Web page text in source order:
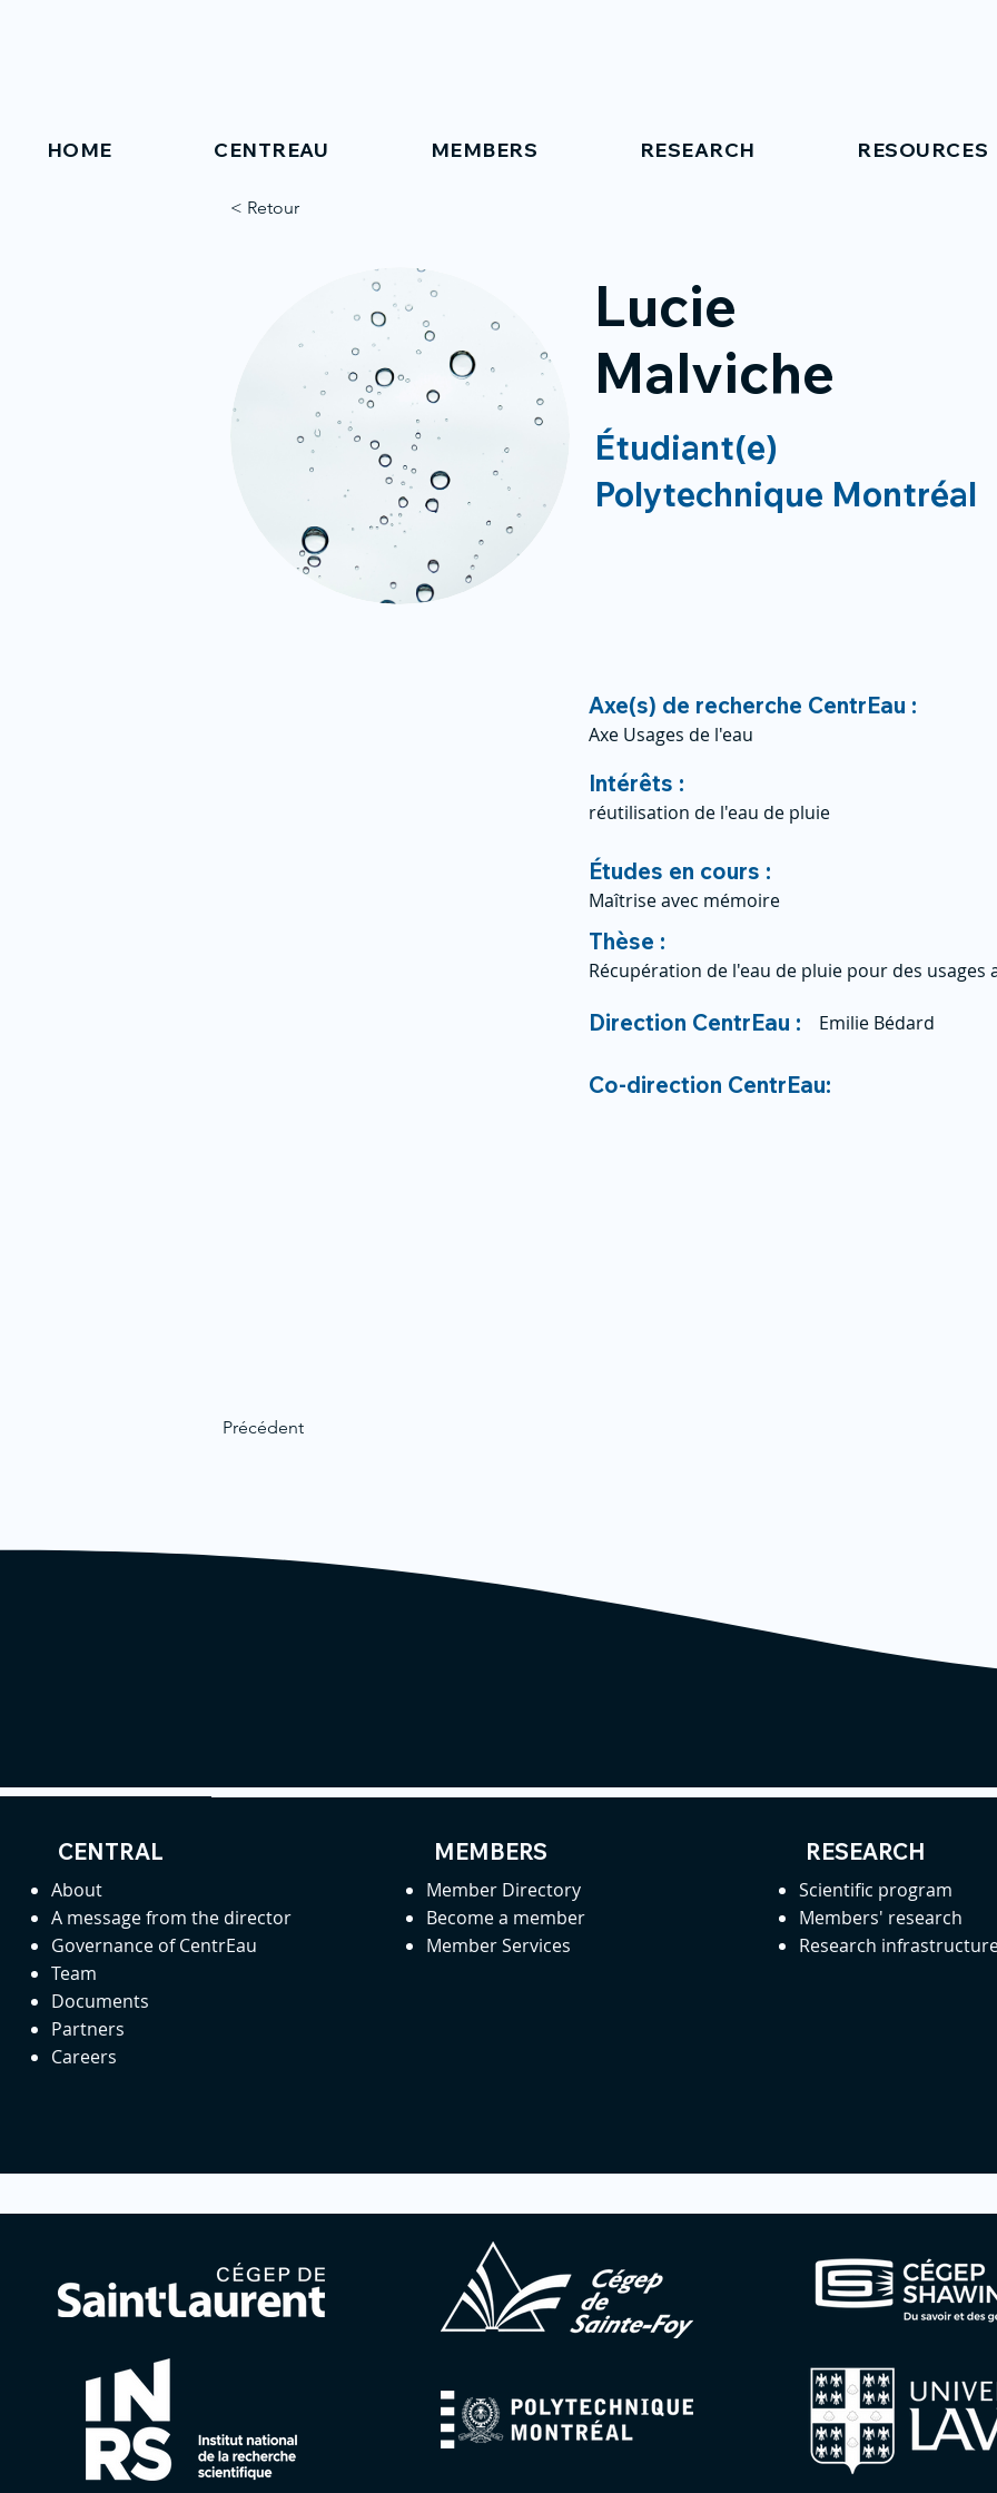
HOME CENTREAU MEMBERS RESEARCH RESOURCES
< Retour
Lucie
Malviche
Étudiant(e)
Polytechnique Montréal
Axe(s) de recherche CentrEau :
Axe Usages de l'eau
Intérêts :
réutilisation de l'eau de pluie
Études en cours :
Maîtrise avec mémoire
Thèse :
Récupération de l'eau de pluie pour des usages
Précédent
Direction CentrEau : Emilie Bédard
Co-direction CentrEau:
CENTRAL
About
A message from the director
Governance of CentrEau
Team
Documents
Partners
Careers
MEMBERS
Member Directory
Become a member
Member Services
RESEARCH
Scientific program
Members' research
Research